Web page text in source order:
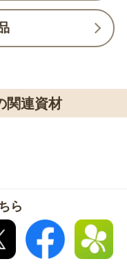
関連資材
ら